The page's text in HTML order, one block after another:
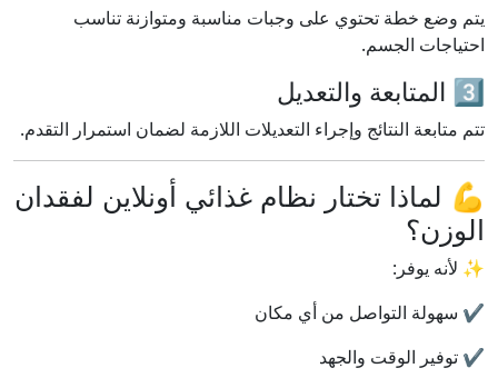
يتم وضع خطة تحتوي على وجبات مناسبة ومتوازنة تناسب
احتياجات الجسم.
3️⃣ المتابعة والتعديل
تتم متابعة النتائج وإجراء التعديلات اللازمة لضمان استمرار التقدم.
💪 لماذا تختار نظام غذائي أونلاين لفقدان
الوزن؟
✨ لأنه يوفر:
✔️ سهولة التواصل من أي مكان
✔️ توفير الوقت والجهد